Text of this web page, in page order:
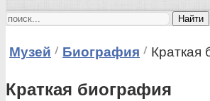
Найти
Музей Биография Краткая
Краткая биография